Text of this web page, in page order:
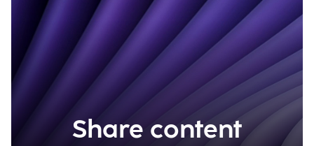
Share content